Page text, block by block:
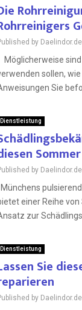
by Daelindor.de
Möglicherweise sind
sollen,
Sie
Dienstleistung
by Daelindor.de
Münchens
einer Reihe
zur
Dienstleistung
Sie
by Daelindor.de